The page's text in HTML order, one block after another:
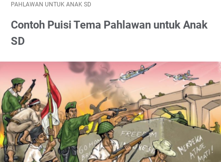
PAHLAWAN UNTUK ANAK SD
Contoh Puisi Tema Pahlawan untuk Anak
SD